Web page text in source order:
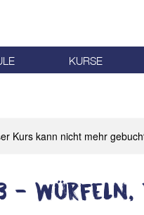
KURSE
Kurs kann nicht mehr
-